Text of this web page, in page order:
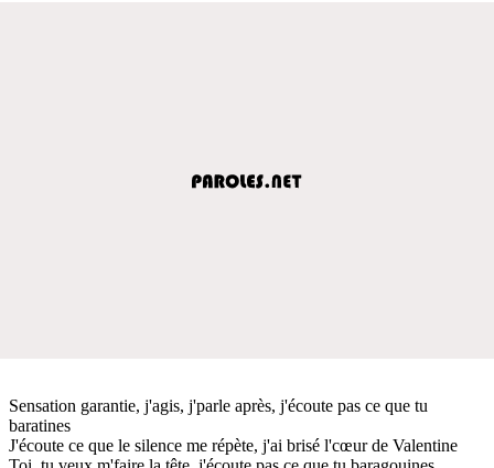
Sensation garantie, j'agis, j'parle après, j'écoute pas ce que tu
baratines
J'écoute ce que le silence me répète, j'ai brisé l'cœur de Valentine